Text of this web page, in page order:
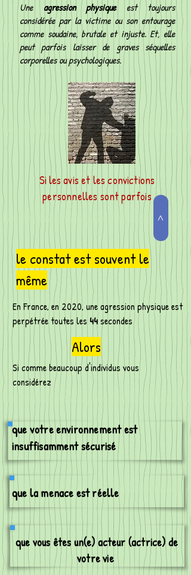
Une agression physiqueest toujours
considérée par la victime ou son entourage
comme soudaine, brutale et injuste. Et, elle
peut parfois laisser de graves séquelles
corporelles ou psychologiques.
Si les avis et les convictions
personnelles sont parfois
>
le constat est souvent le
même
En France, en 2020, une agression physique est
perpétrée toutes les 44secondes
Alors
Si comme beaucoup d'individus vous
considérez
que votre environnement est
insuffisamment sécurisé
que la menace est réelle
que vous êtes un(e) acteur (actrice) de
votre vie